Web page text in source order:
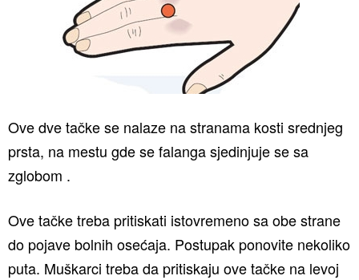
Ove dve tačke se nalaze na stranama kosti srednjeg
prsta, na mestu gde se falanga sjedinjuje se sa
zglobom .
Ove tačke treba pritiskati istovremeno sa obe strane
do pojave bolnih osećaja. Postupak ponovite nekoliko
puta. Muškarci treba da pritiskaju ove tačke na levoj